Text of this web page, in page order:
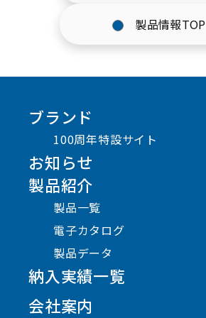
製品情報TOP
ブランド
100周年特設サイト
お知らせ
製品紹介
製品一覧
電子カタログ
製品データ
納入実績一覧
会社案内